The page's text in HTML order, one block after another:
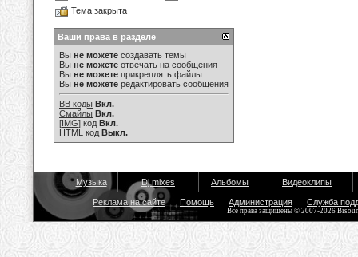
Тема закрыта
Ваши права в разделе
Вы не можете создавать темы
Вы не можете отвечать на сообщения
Вы не можете прикреплять файлы
Вы не можете редактировать сообщения
BB коды Вкл.
Смайлы Вкл.
[IMG] код Вкл.
HTML код Выкл.
Музыка Dj mixes Альбомы Видеоклипы
Реклама на сайте Помощь Администрация Служба
Все права защищены © 2007-2026